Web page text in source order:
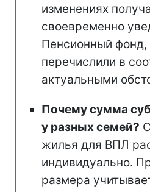
изменениях
своевременно
Пенсионный
перечислили в
актуальными
Почему сумма
у разных семей?
жилья для ВПЛ
индивидуально.
размера